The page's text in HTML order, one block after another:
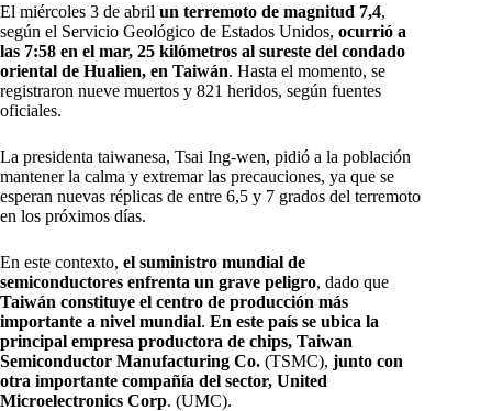
El miércoles 3 de abril un terremoto de magnitud 7,4,
según el Servicio Geológico de Estados Unidos, ocurrió a
las 7:58 en el mar, 25 kilómetros al sureste del condado
oriental de Hualien, en Taiwán. Hasta el momento, se
registraron nueve muertos y 821 heridos, según fuentes
oficiales.
La presidenta taiwanesa, Tsai Ing-wen, pidió a la población
mantener la calma y extremar las precauciones, ya que se
esperan nuevas réplicas de entre 6,5 y 7 grados del terremoto
en los próximos días.
En este contexto, el suministro mundial de
semiconductores enfrenta un grave peligro, dado que
Taiwán constituye el centro de producción más
importante a nivel mundial. En este país se ubica la
principal empresa productora de chips, Taiwan
Semiconductor Manufacturing Co. (TSMC), junto con
otra importante compañía del sector, United
Microelectronics Corp. (UMC).